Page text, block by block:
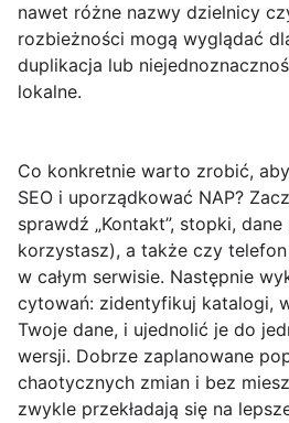
nawet różne nazwy dzielnicy
rozbieżności mogą wyglądać
duplikacja lub
lokalne.
Co konkretnie warto zrobić,
SEO i uporządkować NAP?
sprawdź „Kontakt”, stopki,
korzystasz), a także czy
w całym serwisie. Następnie
cytowań: zidentyfikuj katalogi,
Twoje dane, i ujednolić je do
wersji. Dobrze zaplanowane
chaotycznych zmian i bez
zwykle przekładają się na